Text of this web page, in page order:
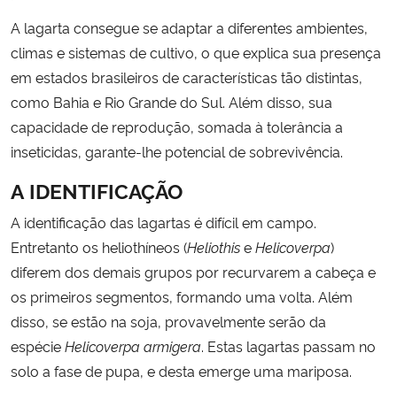
A lagarta consegue se adaptar a diferentes ambientes,
climas e sistemas de cultivo, o que explica sua presença
em estados brasileiros de características tão distintas,
como Bahia e Rio Grande do Sul. Além disso, sua
capacidade de reprodução, somada à tolerância a
inseticidas, garante-lhe potencial de sobrevivência.
A IDENTIFICAÇÃO
A identificação das lagartas é difícil em campo.
Entretanto os heliothíneos (HeliothiseHelicoverpa)
diferem dos demais grupos por recurvarem a cabeça e
os primeiros segmentos, formando uma volta. Além
disso, se estão na soja, provavelmente serão da
espécieHelicoverpa armigera. Estas lagartas passam no
solo a fase de pupa, e desta emerge uma mariposa.